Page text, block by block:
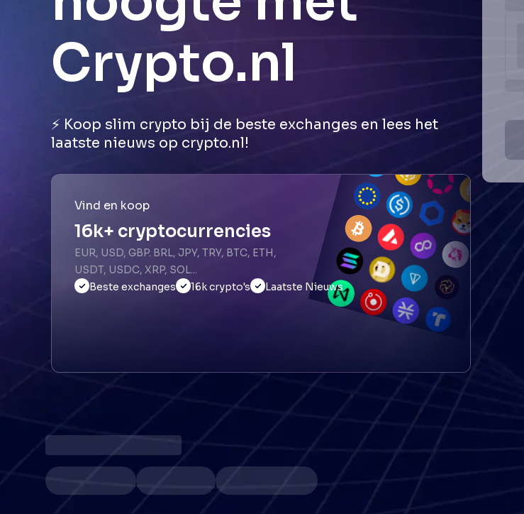
Crypto.nl
⚡ Koop slim crypto bij de beste exchanges en lees het
laatste nieuws op crypto.nl!
Vind en koop
16k+ cryptocurrencies
EUR, USD, GBP. BRL, JPY, TRY, BTC, ETH,
USDT, USDC, XRP, SOL...
Beste exchanges
16k crypto's Laatste Nieuws